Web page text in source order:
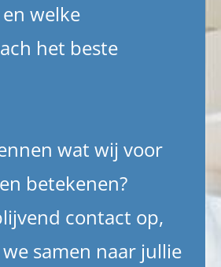
welke
het beste
wat wij voor
betekenen?
contact op,
samen naar jullie